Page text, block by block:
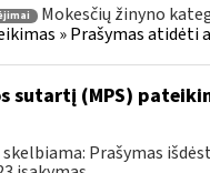
Mokesčių žinyno
» Prašymas
sutartį (MPS)
Prašymas